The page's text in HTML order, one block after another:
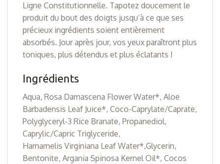
Ligne Constitutionnelle. Tapotez doucement le
produit du bout des doigts jusqu’à ce que ses
précieux ingrédients soient entièrement
absorbés. Jour après jour, vos yeux paraîtront plus
toniques, plus détendus et plus éclatants !
Ingrédients
Aqua, Rosa Damascena Flower Water*, Aloe
Barbadensis Leaf Juice*, Coco-Caprylate/Caprate,
Polyglyceryl-3 Rice Branate, Propanediol,
Caprylic/Capric Triglyceride,
Hamamelis Virginiana Leaf Water*,Glycerin,
Bentonite, Argania Spinosa Kernel Oil*, Cocos